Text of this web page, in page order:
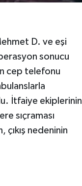
D. ve eşi
sonucu
cep telefonu
İtfaiye ekiplerinin
sıçraması
çıkış nedeninin